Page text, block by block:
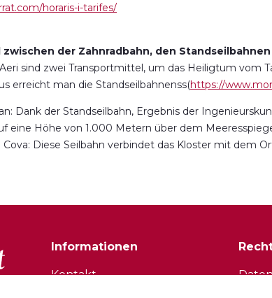
horaris-i-tarifes/
der Zahnradbahn, den
sind zwei Transportmittel, um das Heiligtum vom
erreicht man die Standseilbahnenss(https://
Dank der Standseilbahn, Ergebnis der
eine Höhe von 1.000 Metern über dem
Cova: Diese Seilbahn verbindet das Kloster mit dem
Informationen
Kontakt